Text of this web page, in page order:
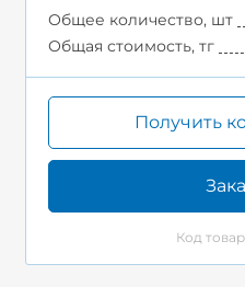
Общее количество, шт
Общая стоимость, тг
Получить
Код